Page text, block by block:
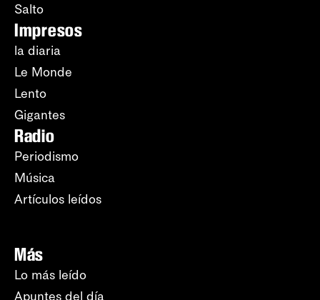
Salto
Impresos
la diaria
Le Monde
Lento
Gigantes
Radio
Periodismo
Música
Artículos leídos
Más
Lo más leído
Apuntes del día